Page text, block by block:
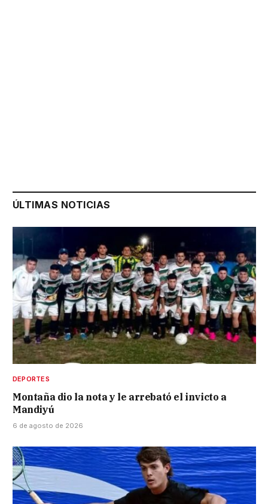
ÚLTIMAS NOTICIAS
DEPORTES
Montaña dio la nota y le arrebató el invicto a
Mandiyú
6 de agosto de 2026